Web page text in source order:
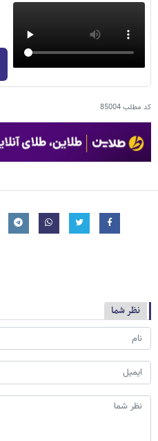
کد مطلب85004
نظر شما